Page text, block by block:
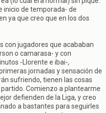
inicio de temporada- de
ya que creo que en los dos
con jugadores que acababan
o camarasa- y con
-Llorente e ibai-,
jornadas y sensación de
sufriendo, tienen las cosas
Comienzo a plantearme
defienden de la Liga, y creo
a bastantes para seguirles